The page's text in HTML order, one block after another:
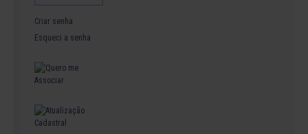
Criar senha
Esqueci a senha